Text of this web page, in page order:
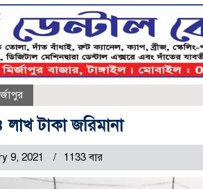
লাখ টাকা জরিমানা
9, 2021 1133 বার